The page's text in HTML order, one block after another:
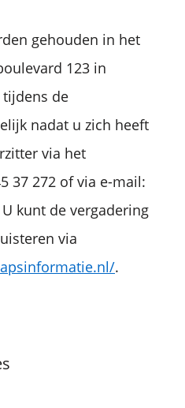
gehouden in het
123 in
de
nadat u zich heeft
via het
37 272 of via e-mail:
U kunt de vergadering
via
.